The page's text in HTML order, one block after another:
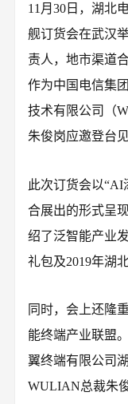
11月30日，湖北
舰订货会在武汉
责人，地市渠道
作为中国电信集
技术有限公司（
朱俊岗应邀登台
此次订货会以“AI
合展出的形式呈
绍了泛智能产业
礼包及2019年湖
同时，会上还隆
能终端产业联盟
翼终端有限公司
WULIAN总裁朱